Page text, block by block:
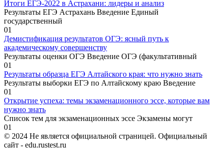
Итоги ЕГЭ-2022 в Астрахани: лидеры и анализ
Результаты ЕГЭ Астрахань Введение Единый
государственный
01
Демистификация результатов ОГЭ: ясный путь к
академическому совершенству
Результаты оценки ОГЭ Введение ОГЭ (факультативный
01
Результаты образца ЕГЭ Алтайского края: что нужно знать
Результаты выборки ЕГЭ по Алтайскому краю Введение
01
Открытие успеха: темы экзаменационного эссе, которые вам
нужно знать
Список тем для экзаменационных эссе Экзамены могут
01
© 2024 Не является официальной страницей. Официальный
сайт - edu.rustest.ru